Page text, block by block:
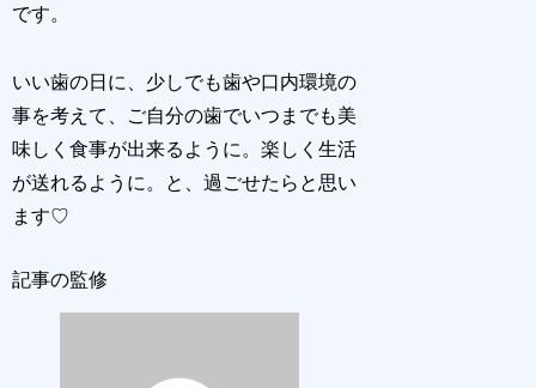
です。
いい歯の日に、少しでも歯や口内環境の
事を考えて、ご自分の歯でいつまでも美
味しく食事が出来るように。楽しく生活
が送れるように。と、過ごせたらと思い
ます♡
記事の監修